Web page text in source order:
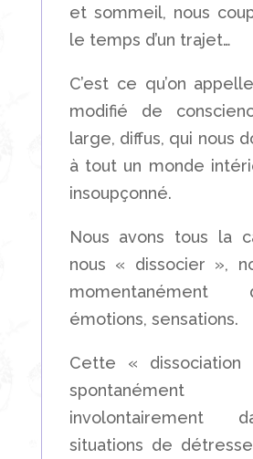
et sommeil, nous
le temps d’un trajet…
C’est ce qu’on
modifié de
large, diffus, qui nous
à tout un monde
insoupçonné.
Nous avons tous la
nous « dissocier »,
émotions, sensations.
Cette « dissociation
involontairement
situations de